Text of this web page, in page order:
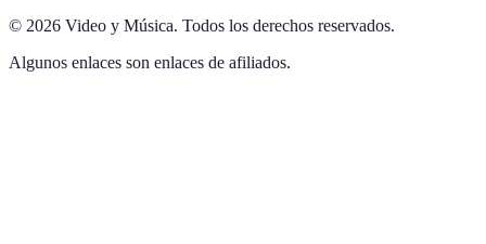
© 2026 Video y Música. Todos los derechos reservados.
Algunos enlaces son enlaces de afiliados.